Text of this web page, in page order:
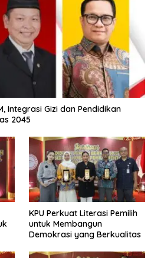
Integrasi Gizi dan Pendidikan
2045
KPU Perkuat Literasi Pemilih
untuk Membangun
Demokrasi yang Berkualitas